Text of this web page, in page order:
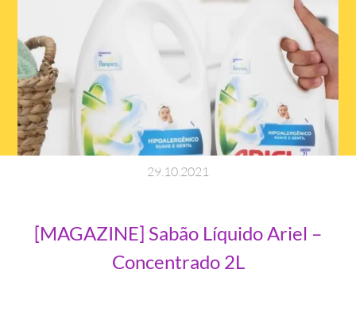
29 10 2021
[MAGAZINE] Sabão Líquido Ariel –
Concentrado 2L